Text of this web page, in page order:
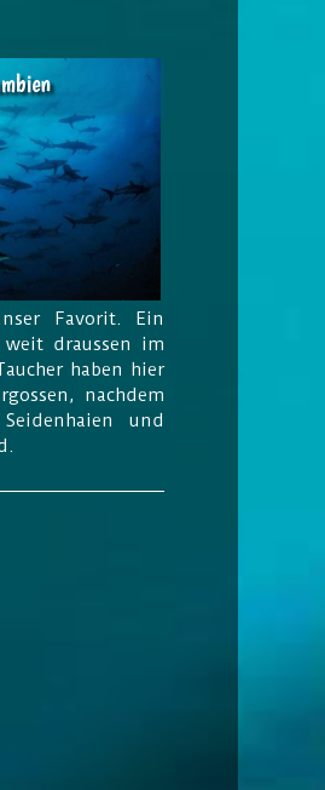
Favorit. Ein
weit draussen im
haben hier
nachdem
und